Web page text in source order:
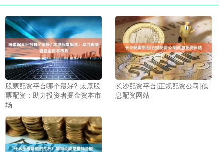
股票配资平台哪个最好? 太原股
票配资：助力投资者掘金资本市
场
长沙配资平台|正规配资公司|低
息配资网站